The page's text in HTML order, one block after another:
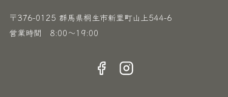
〒376-0125 群馬県桐生市新里町山上544-6
営業時間 8:00〜19:00